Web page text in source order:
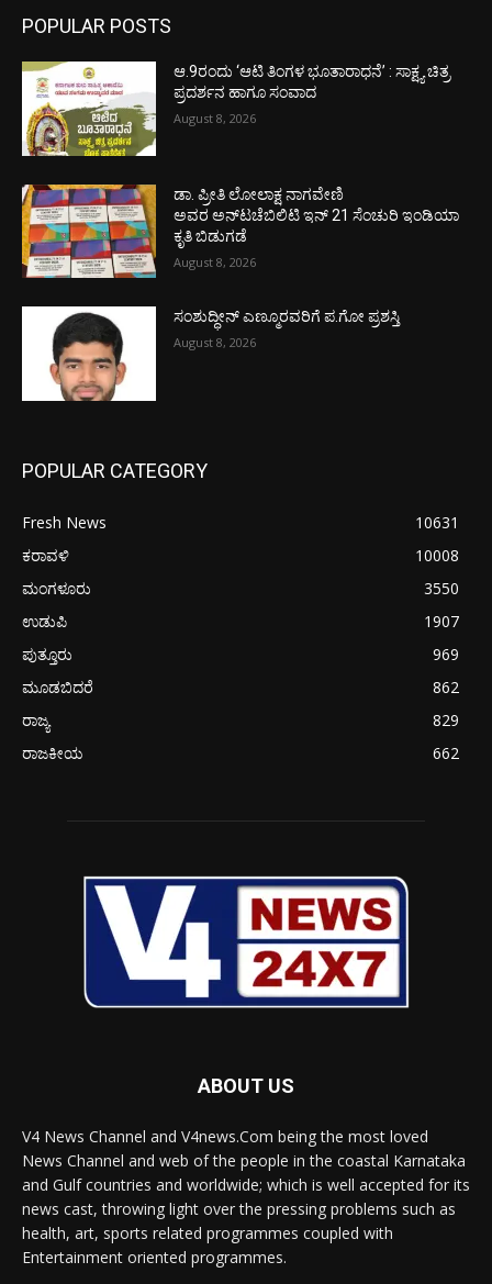
POPULAR POSTS
ಆ.9ರಂದು ‘ಆಟಿ ತಿಂಗಳ ಭೂತಾರಾಧನೆ’ : ಸಾಕ್ಷ್ಯ ಚಿತ್ರ
ಪ್ರದರ್ಶನ ಹಾಗೂ ಸಂವಾದ
August 8, 2026
ಡಾ. ಪ್ರೀತಿ ಲೋಲಾಕ್ಷ ನಾಗವೇಣಿ
ಅವರ ಅನ್‌ಟಚೆಬಿಲಿಟಿ ಇನ್ 21 ಸೆಂಚುರಿ ಇಂಡಿಯಾ
ಕೃತಿ ಬಿಡುಗಡೆ
August 8, 2026
ಸಂಶುದ್ಧೀನ್ ಎಣ್ಮೂರವರಿಗೆ ಪ.ಗೋ ಪ್ರಶಸ್ತಿ
August 8, 2026
POPULAR CATEGORY
Fresh News
10631
ಕರಾವಳಿ
10008
ಮಂಗಳೂರು
3550
ಉಡುಪಿ
1907
ಪುತ್ತೂರು
969
ಮೂಡಬಿದರೆ
862
ರಾಜ್ಯ
829
ರಾಜಕೀಯ
662
ABOUT US
V4 News Channel and V4news.Com being the most loved
News Channel and web of the people in the coastal Karnataka
and Gulf countries and worldwide; which is well accepted for its
news cast, throwing light over the pressing problems such as
health, art, sports related programmes coupled with
Entertainment oriented programmes.